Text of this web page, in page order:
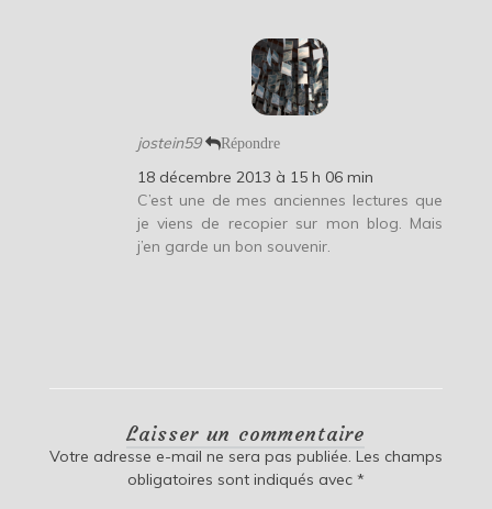
jostein59 Répondre
18 décembre 2013 à 15 h 06 min
C’est une de mes anciennes lectures que
je viens de recopier sur mon blog. Mais
j’en garde un bon souvenir.
Laisser un commentaire
Votre adresse e-mail ne sera pas publiée. Les champs
obligatoires sont indiqués avec *